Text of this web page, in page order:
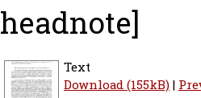
headnote]
Text
Download (155kB)|